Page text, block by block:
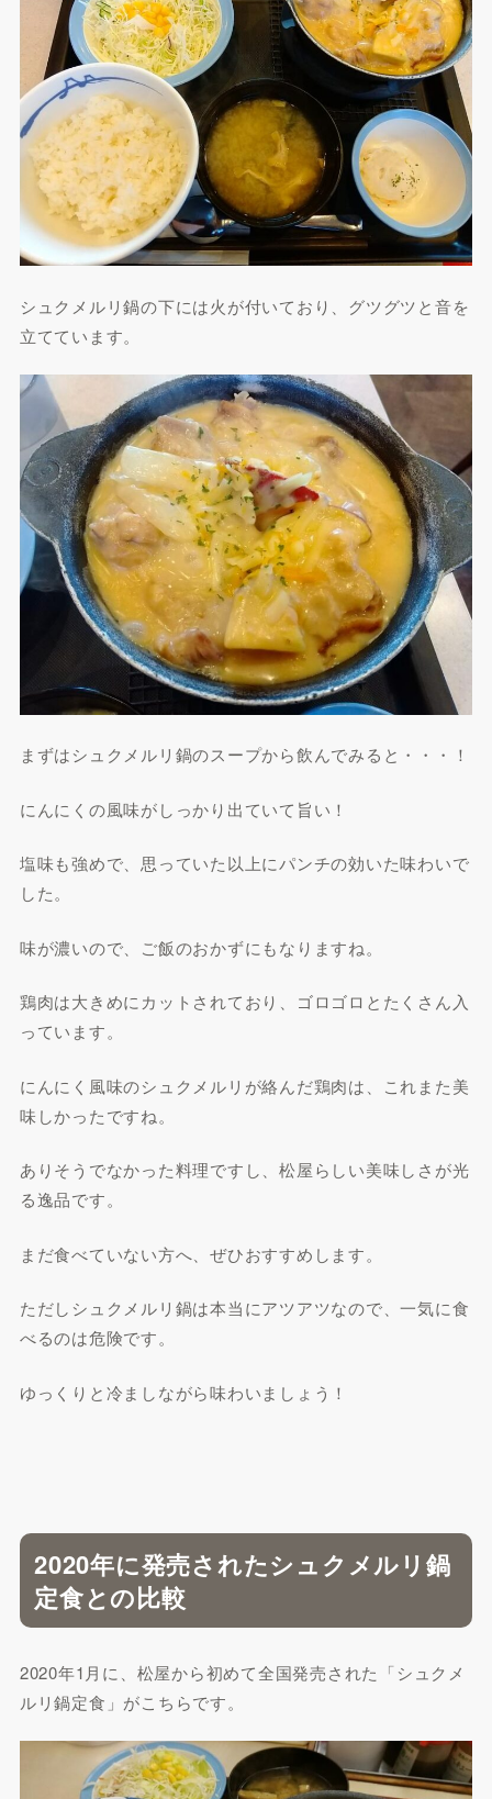
シュクメルリ鍋の下には火が付いており、グツグツと音を
立てています。
まずはシュクメルリ鍋のスープから飲んでみると・・・！
にんにくの風味がしっかり出ていて旨い！
塩味も強めで、思っていた以上にパンチの効いた味わいで
した。
味が濃いので、ご飯のおかずにもなりますね。
鶏肉は大きめにカットされており、ゴロゴロとたくさん入
っています。
にんにく風味のシュクメルリが絡んだ鶏肉は、これまた美
味しかったですね。
ありそうでなかった料理ですし、松屋らしい美味しさが光
る逸品です。
まだ食べていない方へ、ぜひおすすめします。
ただしシュクメルリ鍋は本当にアツアツなので、一気に食
べるのは危険です。
ゆっくりと冷ましながら味わいましょう！
2020年に発売されたシュクメルリ鍋
定食との比較
2020年1月に、松屋から初めて全国発売された「シュクメ
ルリ鍋定食」がこちらです。